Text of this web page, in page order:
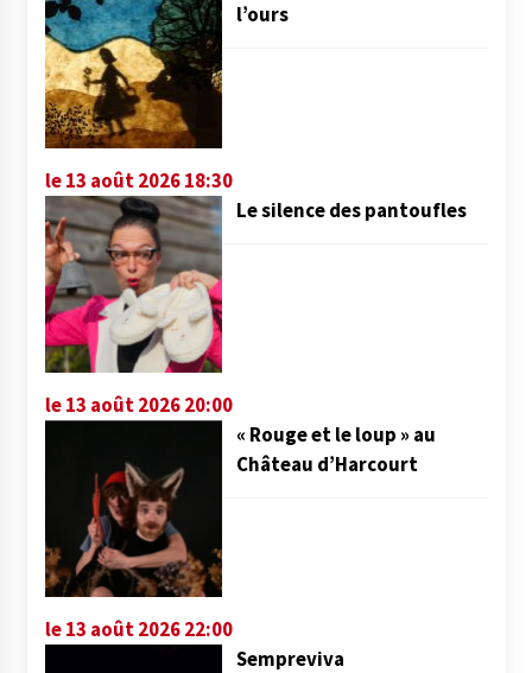
l’ours
le 13 août 2026 18:30
Le silence des pantoufles
le 13 août 2026 20:00
« Rouge et le loup » au
Château d’Harcourt
le 13 août 2026 22:00
Sempreviva